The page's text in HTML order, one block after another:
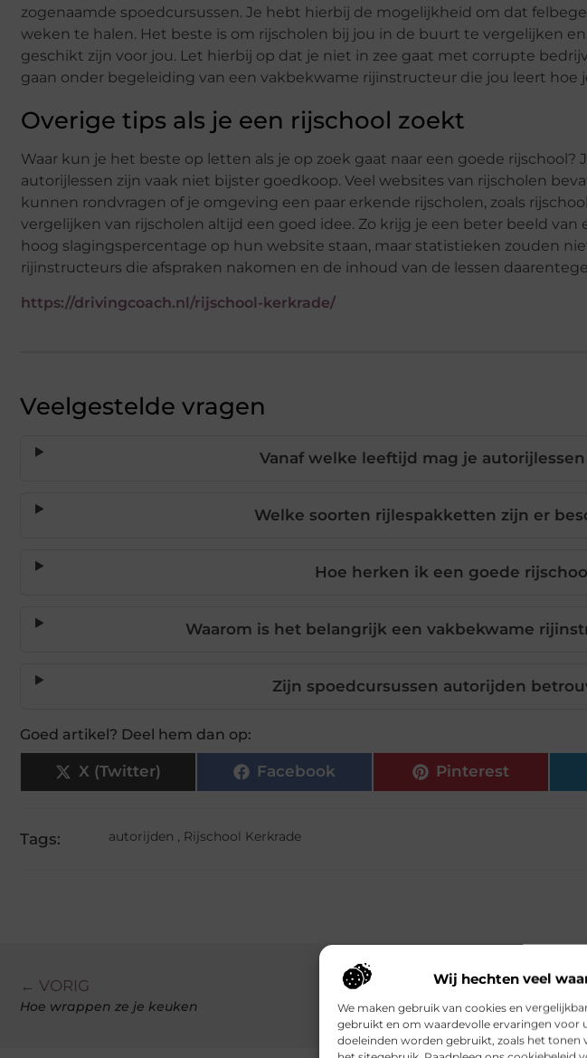
Wij hechten veel
We maken gebruik van cookies en
gebruikt en om waardevolle ervaringen voor
doeleinden worden gebruikt, zoals het tonen
zogenaamde spoedcursussen. Je hebt hierbij de mogelijkheid om dat
weken te halen. Het beste is om rijscholen bij jou in de buurt te vergelijken
geschikt zijn voor jou. Let hierbij op dat je niet in zee gaat met corrupte
gaan onder begeleiding van een vakbekwame rijinstructeur die jou leert hoe
Overige tips als je een rijschool zoekt
Waar kun je het beste op letten als je op zoek gaat naar een goede rijschool?
autorijlessen zijn vaak niet bijster goedkoop. Veel websites van rijscholen
kunnen rondvragen of je omgeving een paar erkende rijscholen, zoals
vergelijken van rijscholen altijd een goed idee. Zo krijg je een beter beeld van
hoog slagingspercentage op hun website staan, maar statistieken zouden
rijinstructeurs die afspraken nakomen en de inhoud van de lessen
https://drivingcoach.nl/rijschool-kerkrade/
Veelgestelde vragen
Vanaf welke leeftijd mag je
Welke soorten rijlespakketten zijn er
Hoe herken ik een goede
Waarom is het belangrijk een vakbekwame
Zijn spoedcursussen autorijden
Goed artikel? Deel hem dan op:
X (Twitter) Facebook Pinterest
Tags: autorijden , Rijschool Kerkrade
← VORIG
Hoe wrappen ze je keuken